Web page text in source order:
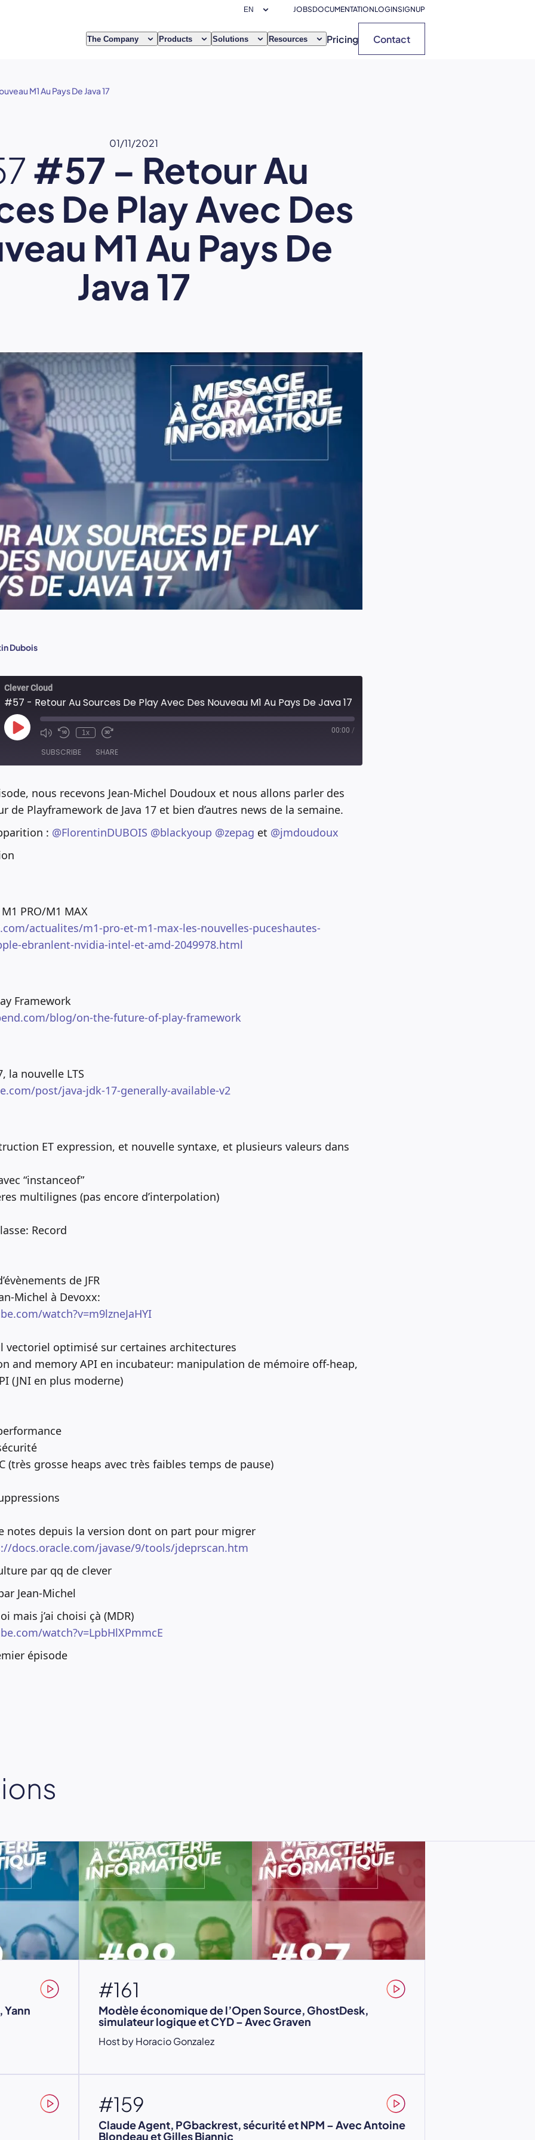
JOBSDOCUMENTATIONLOGINSIGNUP
The Company Products Solutions Resources Pricing Contact
M1 Au Pays De Java 17
01/11/2021
#57 – Retour Au
De Play Avec Des
M1 Au Pays De
Java 17
Dubois
Clever Cloud
#57 - Retour Au Sources De Play Avec Des Nouveau M1 Au Pays De Java 17
Play
Episode
1x 00:00 /
SUBSCRIBE SHARE
nous recevons Jean-Michel Doudoux et nous allons parler des
de Playframework de Java 17 et bien d’autres news de la semaine.
: @FlorentinDUBOIS @blackyoup @zepag et @jmdoudoux
PRO/M1 MAX
actualites/m1-pro-et-m1-max-les-nouvelles-puceshautes-
ebranlent-nvidia-intel-et-amd-2049978.html
Framework
blog/on-the-future-of-play-framework
la nouvelle LTS
post/java-jdk-17-generally-available-v2
ET expression, et nouvelle syntaxe, et plusieurs valeurs dans
“instanceof”
multilignes (pas encore d’interpolation)
Record
de JFR
Michel à Devoxx:
watch?v=m9lzneJaHYI
vectoriel optimisé sur certaines architectures
and memory API en incubateur: manipulation de mémoire off-heap,
(JNI en plus moderne)
(très grosse heaps avec très faibles temps de pause)
notes depuis la version dont on part pour migrer
docs.oracle.com/javase/9/tools/jdeprscan.htm
par qq de clever
Jean-Michel
mais j’ai choisi çà (MDR)
watch?v=LpbHlXPmmcE
épisode
Yann
#161
Modèle économique de l’Open Source, GhostDesk,
simulateur logique et CYD – Avec Graven
Host by Horacio Gonzalez
#159
Claude Agent, PGbackrest, sécurité et NPM – Avec Antoine
Blondeau et Gilles Biannic